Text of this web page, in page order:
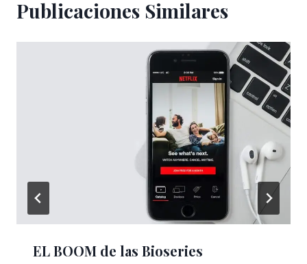
Publicaciones Similares
EL BOOM de las Bioseries